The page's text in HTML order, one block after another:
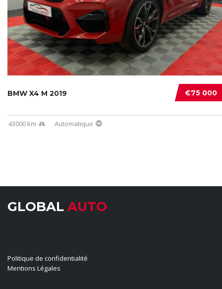
€75 000
BMW X4 M 2019
43000 km Automatique
GLOBAL AUTO
Politique de confidentialité
Mentions Légales